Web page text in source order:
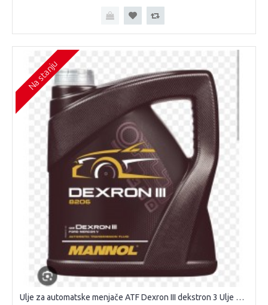
Na stanju
Ulje za automatske menjače ATF Dexron III dekstron 3 Ulje Dexron III 4L Dexron III menjačko ulje ulje za automatske menjače Dexron III Dexron III 4L